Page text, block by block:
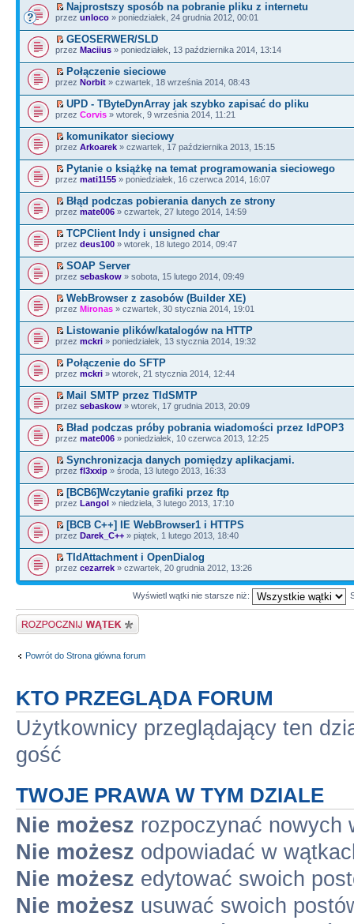
Najprostszy sposób na pobranie pliku z internetu
przez unloco » poniedziałek, 24 grudnia 2012, 00:01
GEOSERWER/SLD
przez Maciius » poniedziałek, 13 października 2014, 13:14
Połączenie sieciowe
przez Norbit » czwartek, 18 września 2014, 08:43
UPD - TByteDynArray jak szybko zapisać do pliku
przez Corvis » wtorek, 9 września 2014, 11:21
komunikator sieciowy
przez Arkoarek » czwartek, 17 października 2013, 15:15
Pytanie o książkę na temat programowania sieciowego
przez mati1155 » poniedziałek, 16 czerwca 2014, 16:07
Błąd podczas pobierania danych ze strony
przez mate006 » czwartek, 27 lutego 2014, 14:59
TCPClient Indy i unsigned char
przez deus100 » wtorek, 18 lutego 2014, 09:47
SOAP Server
przez sebaskow » sobota, 15 lutego 2014, 09:49
WebBrowser z zasobów (Builder XE)
przez Mironas » czwartek, 30 stycznia 2014, 19:01
Listowanie plików/katalogów na HTTP
przez mckri » poniedziałek, 13 stycznia 2014, 19:32
Połączenie do SFTP
przez mckri » wtorek, 21 stycznia 2014, 12:44
Mail SMTP przez TIdSMTP
przez sebaskow » wtorek, 17 grudnia 2013, 20:09
Bład podczas próby pobrania wiadomości przez IdPOP3
przez mate006 » poniedziałek, 10 czerwca 2013, 12:25
Synchronizacja danych pomiędzy aplikacjami.
przez fl3xxip » środa, 13 lutego 2013, 16:33
[BCB6]Wczytanie grafiki przez ftp
przez Langol » niedziela, 3 lutego 2013, 17:10
[BCB C++] IE WebBrowser1 i HTTPS
przez Darek_C++ » piątek, 1 lutego 2013, 18:40
TIdAttachment i OpenDialog
przez cezarrek » czwartek, 20 grudnia 2012, 13:26
Wyświetl wątki nie starsze niż:
Napisz wątek
Powrót do Strona główna forum
KTO PRZEGLĄDA FORUM
Użytkownicy przeglądający ten
gość
TWOJE PRAWA W TYM DZIALE
Nie możesz rozpoczynać nowych
Nie możesz odpowiadać w
Nie możesz edytować swoich
Nie możesz usuwać swoich